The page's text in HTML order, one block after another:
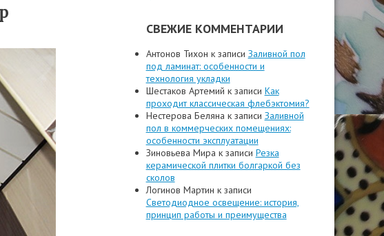
СВЕЖИЕ КОММЕНТАРИИ
Антонов Тихон к записи Заливной пол
под ламинат: особенности и
технология укладки
Шестаков Артемий к записи Как
проходит классическая флебэктомия?
Нестерова Беляна к записи Заливной
пол в коммерческих помещениях:
особенности эксплуатации
Зиновьева Мира к записи Резка
керамической плитки болгаркой без
сколов
Логинов Мартин к записи
Светодиодное освещение: история,
принцип работы и преимущества